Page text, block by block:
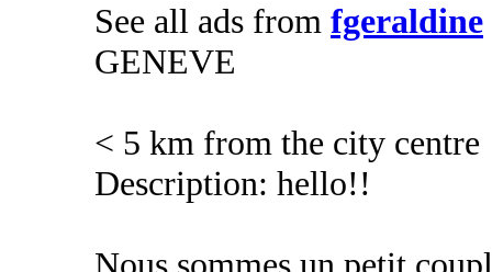
See all ads from fgeraldine
GENEVE
< 5 km from the city centre
Description: hello!!